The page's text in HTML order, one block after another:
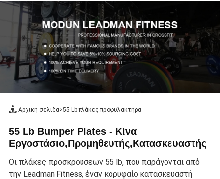
Αρχική σελίδα>55 Lb πλάκες προφυλακτήρα
55 Lb Bumper Plates - Κίνα
Εργοστάσιο,Προμηθευτής,Κατασκευαστής
Οι πλάκες προσκρούσεων 55 lb, που παράγονται από
την Leadman Fitness, έναν κορυφαίο κατασκευαστή